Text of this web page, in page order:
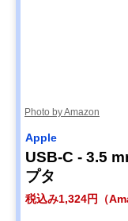
Photo by Amazon
Apple
USB-C - 3.5
プタ
税込み1,324円（